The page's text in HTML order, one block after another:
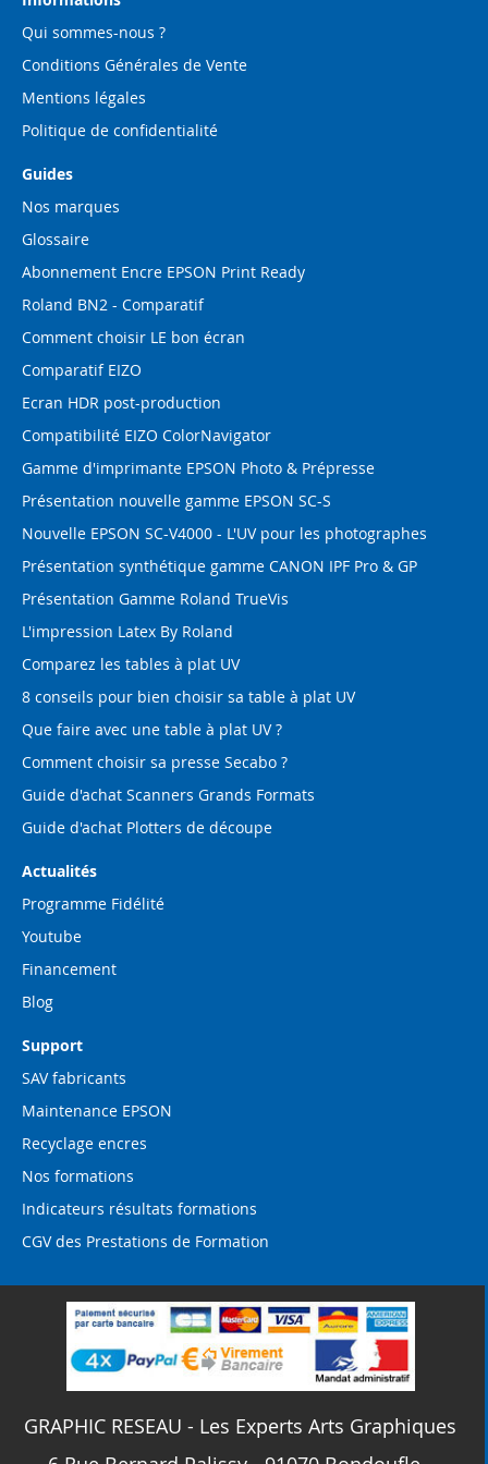
Qui sommes-nous ?
Conditions Générales de Vente
Mentions légales
Politique de confidentialité
Guides
Nos marques
Glossaire
Abonnement Encre EPSON Print Ready
Roland BN2 - Comparatif
Comment choisir LE bon écran
Comparatif EIZO
Ecran HDR post-production
Compatibilité EIZO ColorNavigator
Gamme d'imprimante EPSON Photo & Prépresse
Présentation nouvelle gamme EPSON SC-S
Nouvelle EPSON SC-V4000 - L'UV pour les photographes
Présentation synthétique gamme CANON IPF Pro & GP
Présentation Gamme Roland TrueVis
L'impression Latex By Roland
Comparez les tables à plat UV
8 conseils pour bien choisir sa table à plat UV
Que faire avec une table à plat UV ?
Comment choisir sa presse Secabo ?
Guide d'achat Scanners Grands Formats
Guide d'achat Plotters de découpe
Actualités
Programme Fidélité
Youtube
Financement
Blog
Support
SAV fabricants
Maintenance EPSON
Recyclage encres
Nos formations
Indicateurs résultats formations
CGV des Prestations de Formation
GRAPHIC RESEAU - Les Experts Arts Graphiques